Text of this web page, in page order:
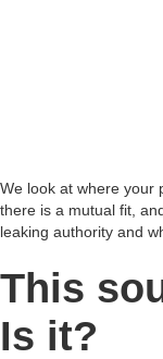
We look at where your
there is a mutual fit,
leaking authority and
This
Is it?